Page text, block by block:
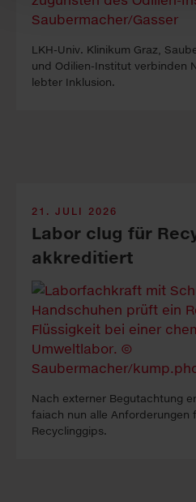
LKH-Univ. Kli­ni­kum Graz,
und Odilien-In­stitut ver­binden
lebter In­klus­ion.
21. JULI 2026
Labor clug für
akkreditiert
Nach ex­ter­ner Be­gutacht­ung
faiach nun alle An­forder­ung­en
Re­cyc­ling­gips.